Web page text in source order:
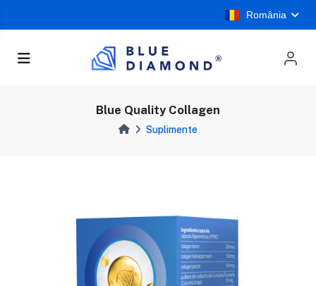
România
Blue Quality Collagen
Suplimente